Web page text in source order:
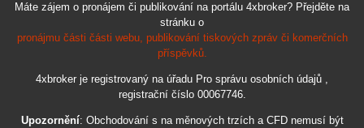
Máte zájem o pronájem či publikování na portálu 4xbroker? Přejděte na
stránku o
pronájmu části části webu, publikování tiskových zpráv či komerčních
příspěvků.
4xbroker je registrovaný na úřadu Pro správu osobních údajů ,
registrační číslo 00067746.
Upozornění: Obchodování s na měnových trzích a CFD nemusí být